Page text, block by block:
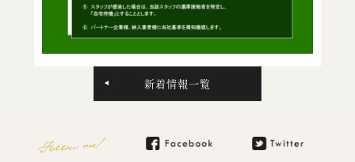
新着情報一覧
Follow me!